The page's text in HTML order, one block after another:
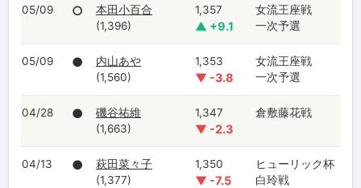
05/09 ○
本田小百合
(1,396)
1,357
▲ +9.1
女流王座戦
一次予選
05/09 ●
内山あや
(1,560)
1,353
▼ -3.8
女流王座戦
一次予選
04/28 ●
磯谷祐維
(1,663)
1,347
▼ -2.3
倉敷藤花戦
04/13 ●
萩田菜々子
(1,377)
1,350
▼ -7.5
ヒューリック杯
白玲戦